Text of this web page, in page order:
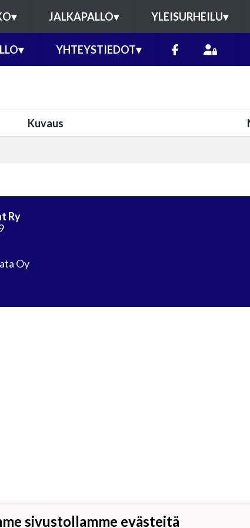
▾ JALKAPALLO▾ YLEISURHEILU▾
▾ YHTEYSTIEDOT▾
Kuvaus
Ry
Oy
sivustollamme evästeitä